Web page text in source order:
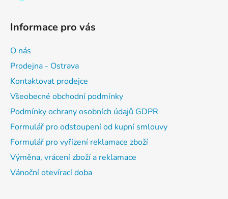
Informace pro vás
O nás
Prodejna - Ostrava
Kontaktovat prodejce
Všeobecné obchodní podmínky
Podmínky ochrany osobních údajů GDPR
Formulář pro odstoupení od kupní smlouvy
Formulář pro vyřízení reklamace zboží
Výměna, vrácení zboží a reklamace
Vánoční otevírací doba